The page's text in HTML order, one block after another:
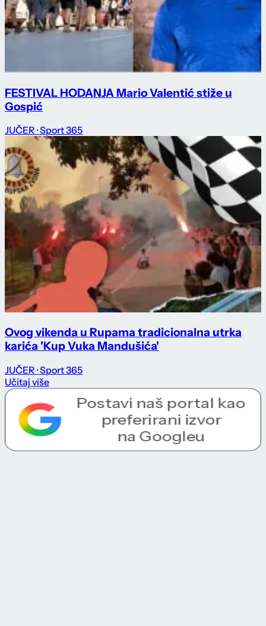
FESTIVAL HODANJA Mario Valentić stiže u
Gospić
JUČER · Sport 365
Ovog vikenda u Rupama tradicionalna utrka
karića 'Kup Vuka Mandušića'
JUČER · Sport 365
Učitaj više